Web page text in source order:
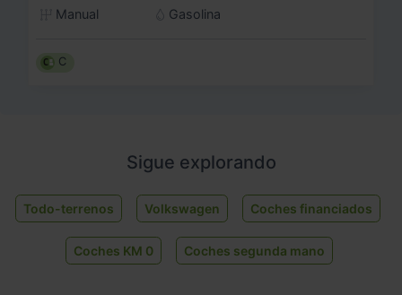
Manual
Gasolina
C
Sigue explorando
Todo-terrenos Volkswagen Coches financiados
Coches KM 0 Coches segunda mano